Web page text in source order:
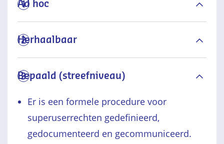
1
Ad hoc
2
Herhaalbaar
3
Bepaald (streefniveau)
Er is een formele procedure voor
superuserrechten gedefinieerd,
gedocumenteerd en gecommuniceerd.